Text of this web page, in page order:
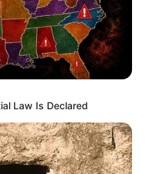
Shopee membangun
dengan fasilitas yang
tak lupa menyediakan
hanya bekerja, karyawan
Jadi Model Fashion
Law Is Declared